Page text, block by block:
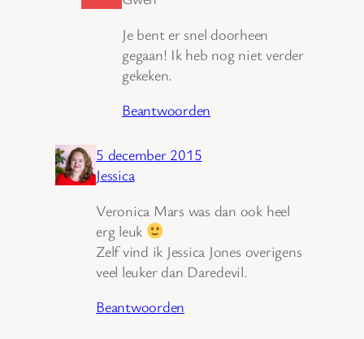
Je bent er snel doorheen
gegaan! Ik heb nog niet verder
gekeken.
Beantwoorden
5 december 2015
Jessica
Veronica Mars was dan ook heel
erg leuk
Zelf vind ik Jessica Jones overigens
veel leuker dan Daredevil.
Beantwoorden